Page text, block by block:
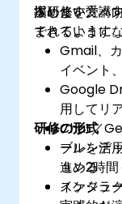
援します。ハ
まれています
深めたい方々
本研修を受講
できるように
Gmail、
イベント
Google
用してリ
Chat／
ールを活
進める
スケジュ
研修の形式
ブレンデ
ョン2時
インタラ